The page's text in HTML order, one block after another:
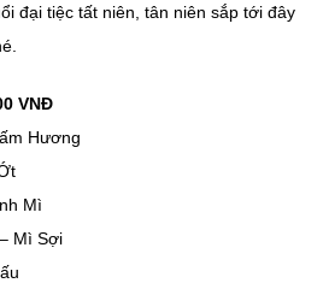
đại tiệc tất niên, tân niên sắp tới đây
VNĐ
Hương
Mì
Mì Sợi